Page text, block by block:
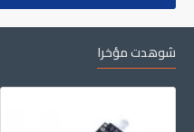
شوهدت مؤخرا